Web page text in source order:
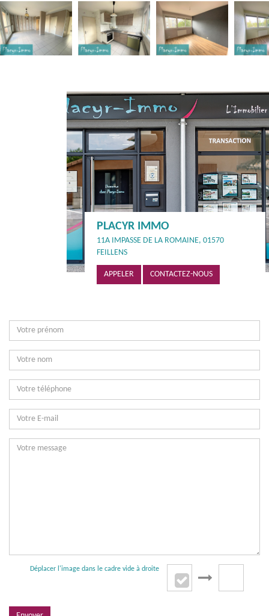
PLACYR IMMO
11A IMPASSE DE LA ROMAINE, 01570
FEILLENS
APPELER CONTACTEZ-NOUS
Déplacer l'image dans le cadre vide à droite